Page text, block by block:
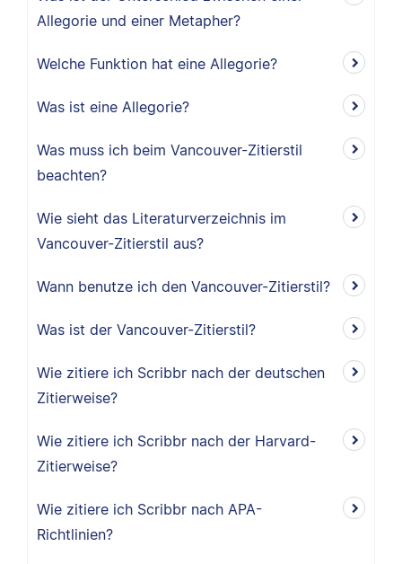
Allegorie und einer Metapher?
Welche Funktion hat eine Allegorie?
Was ist eine Allegorie?
Was muss ich beim Vancouver-Zitierstil
beachten?
Wie sieht das Literaturverzeichnis im
Vancouver-Zitierstil aus?
Wann benutze ich den Vancouver-Zitierstil?
Was ist der Vancouver-Zitierstil?
Wie zitiere ich Scribbr nach der deutschen
Zitierweise?
Wie zitiere ich Scribbr nach der Harvard-
Zitierweise?
Wie zitiere ich Scribbr nach APA-
Richtlinien?